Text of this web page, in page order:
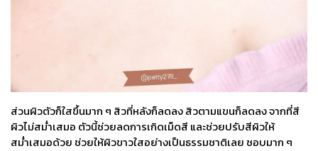
ส่วนผิวตัวก็ใสขึ้นมาก ๆ สิวที่หลังก็ลดลง สิวตามแขนก็ลดลง จากที่สี
ผิวไม่สม่ำเสมอ ตัวนี้ช่วยลดการเกิดเม็ดสี และช่วยปรับสีผิวให้
สม่ำเสมอด้วย ช่วยให้ผิวขาวใสอย่างเป็นธรรมชาติเลย ชอบมาก ๆ